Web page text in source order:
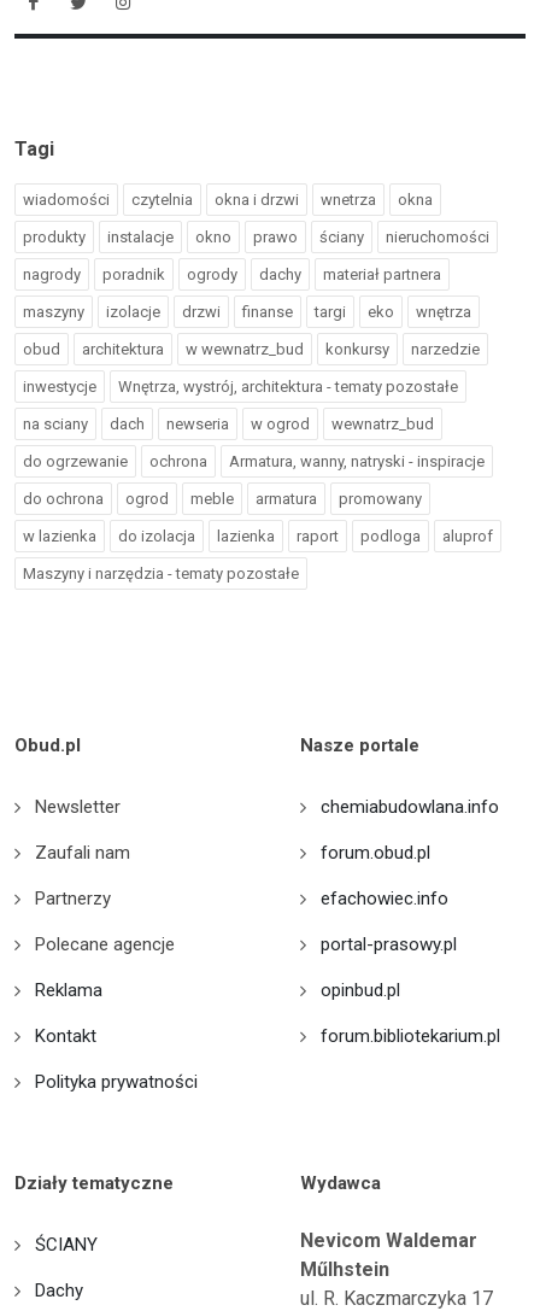
Tagi
wiadomości czytelnia okna i drzwi wnetrza okna
produkty instalacje okno prawo ściany nieruchomości
nagrody poradnik ogrody dachy materiał partnera
maszyny izolacje drzwi finanse targi eko wnętrza
obud architektura w wewnatrz_bud konkursy narzedzie
inwestycje Wnętrza, wystrój, architektura - tematy pozostałe
na sciany dach newseria w ogrod wewnatrz_bud
do ogrzewanie ochrona Armatura, wanny, natryski - inspiracje
do ochrona ogrod meble armatura promowany
w lazienka do izolacja lazienka raport podloga aluprof
Maszyny i narzędzia - tematy pozostałe
Obud.pl
Newsletter
Zaufali nam
Partnerzy
Polecane agencje
Reklama
Kontakt
Polityka prywatności
Nasze portale
chemiabudowlana.info
forum.obud.pl
efachowiec.info
portal-prasowy.pl
opinbud.pl
forum.bibliotekarium.pl
Działy tematyczne
ŚCIANY
Dachy
Wydawca
Nevicom Waldemar
Műlhstein
ul. R. Kaczmarczyka 17